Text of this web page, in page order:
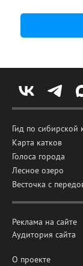
Гид по сибирской
Карта катков
Голоса города
Лесное озеро
Весточка с
Реклама на сайте
Аудитория сайта
О проекте